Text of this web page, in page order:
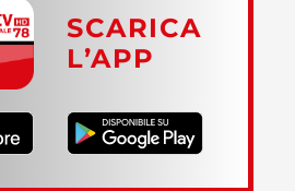
SCARICA
L’APP